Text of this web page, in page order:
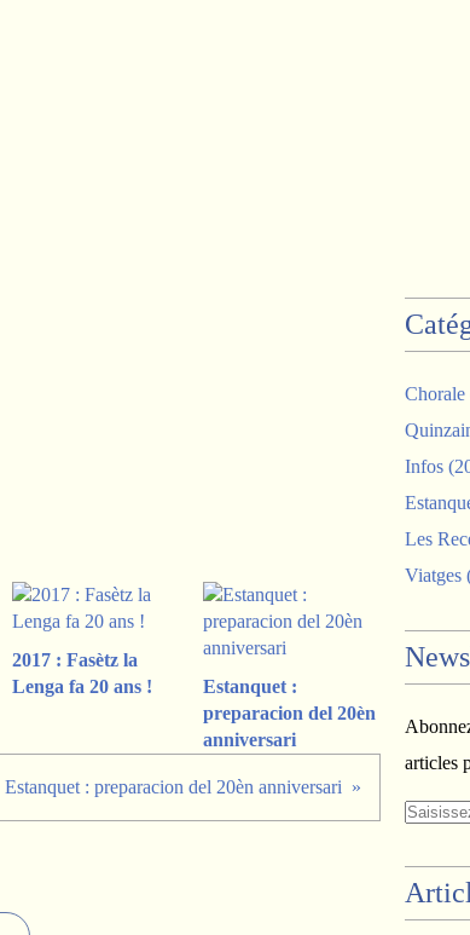
2017 : Fasètz la
Lenga fa 20 ans !
Estanquet :
preparacion del 20èn
anniversari
Estanquet : preparacion del 20èn anniversari
Chorale
Infos
Les
Viatges
articles